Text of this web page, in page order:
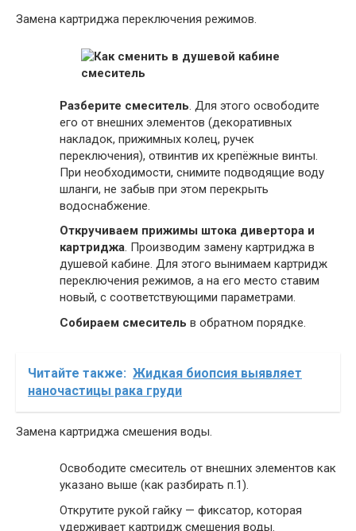
Замена картриджа переключения режимов.
Разберите смеситель. Для этого освободите
его от внешних элементов (декоративных
накладок, прижимных колец, ручек
переключения), отвинтив их крепёжные винты.
При необходимости, снимите подводящие воду
шланги, не забыв при этом перекрыть
водоснабжение.
Откручиваем прижимы штока дивертора и
картриджа. Производим замену картриджа в
душевой кабине. Для этого вынимаем картридж
переключения режимов, а на его место ставим
новый, с соответствующими параметрами.
Собираем смеситель в обратном порядке.
Читайте также: Жидкая биопсия выявляет
наночастицы рака груди
Замена картриджа смешения воды.
Освободите смеситель от внешних элементов как
указано выше (как разбирать п.1).
Открутите рукой гайку — фиксатор, которая
удерживает картридж смешения воды.